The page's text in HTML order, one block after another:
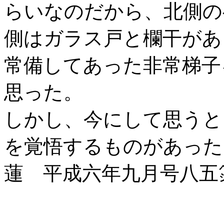
らいなのだから、北側
側はガラス戸と欄干が
常備してあった非常梯
思った。
しかし、今にして思う
を覚悟するものがあっ
蓮 平成六年九月号八五